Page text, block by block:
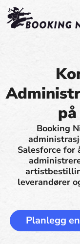
Booking
Salesforce for
leverandører
Planlegg